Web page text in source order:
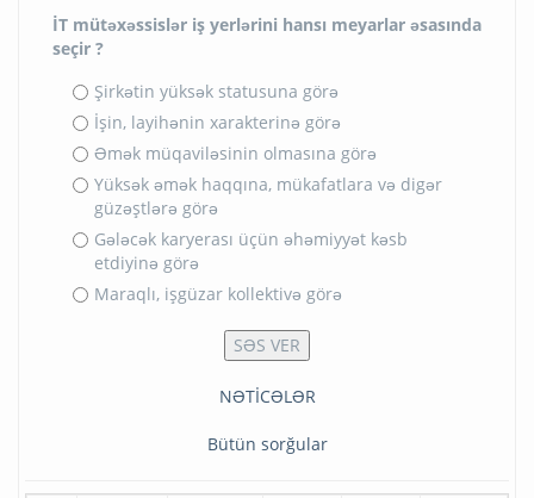
İT mütəxəssislər iş yerlərini hansı meyarlar əsasında
seçir ?
Şirkətin yüksək statusuna görə
İşin, layihənin xarakterinə görə
Əmək müqaviləsinin olmasına görə
Yüksək əmək haqqına, mükafatlara və digər
güzəştlərə görə
Gələcək karyerası üçün əhəmiyyət kəsb
etdiyinə görə
Maraqlı, işgüzar kollektivə görə
NƏTİCƏLƏR
Bütün sorğular